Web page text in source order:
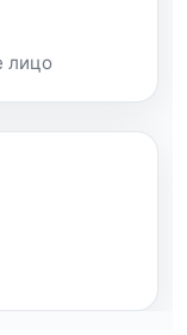
лицо